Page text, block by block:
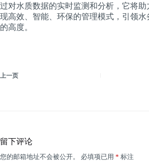
过对水质数据的实时监测和分析，它将助
现高效、智能、环保的管理模式，引领水
的高度。
上一页
留下评论
您的邮箱地址不会被公开。 必填项已用 * 标注